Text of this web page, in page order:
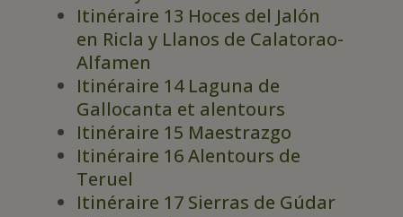
Itinéraire 13 Hoces del Jalón
en Ricla y Llanos de Calatorao-
Alfamen
Itinéraire 14 Laguna de
Gallocanta et alentours
Itinéraire 15 Maestrazgo
Itinéraire 16 Alentours de
Teruel
Itinéraire 17 Sierras de Gúdar